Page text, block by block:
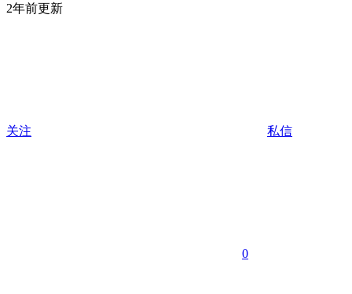
2年前更新
关注 私信
0